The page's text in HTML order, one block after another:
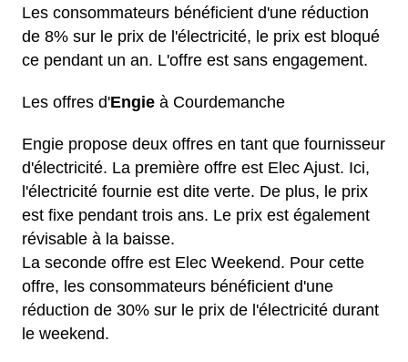
Les consommateurs bénéficient d'une réduction
de 8% sur le prix de l'électricité, le prix est bloqué
ce pendant un an. L'offre est sans engagement.
Les offres d'Engie à Courdemanche
Engie propose deux offres en tant que fournisseur
d'électricité. La première offre est Elec Ajust. Ici,
l'électricité fournie est dite verte. De plus, le prix
est fixe pendant trois ans. Le prix est également
révisable à la baisse.
La seconde offre est Elec Weekend. Pour cette
offre, les consommateurs bénéficient d'une
réduction de 30% sur le prix de l'électricité durant
le weekend.